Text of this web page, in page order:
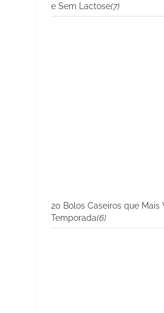
e Sem Lactose(7)
20 Bolos Caseiros que Mais
Temporada(6)